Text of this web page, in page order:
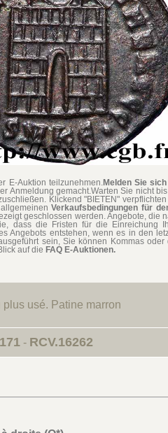
E-Auktion teilzunehmen. Melden Sie sich
Anmeldung gemacht.Warten Sie nicht
Klickend "BIETEN" verpflichten
allgemeinenVerkaufsbedingungen für
geschlossen werden. Angebote, die
dass die Fristen für die Einreichung
Angebots entstehen, wenn es in den
sein, Sie können Kommas oder
auf die FAQ E-Auktionen.
usé. Patine marron
- RCV.16262